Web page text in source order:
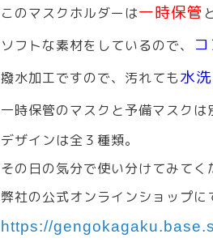
このマスクホルダーは一時保管
ソフトな素材をしているので、
撥水加工ですので、汚れても水
一時保管のマスクと予備マスクは
デザインは全３種類。
その日の気分で使い分けてみてく
弊社の公式オンラインショップ
https://